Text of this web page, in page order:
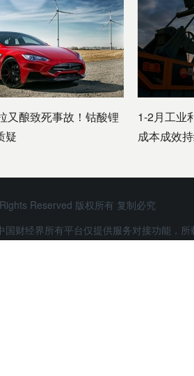
又酿致死事故！钴酸锂
疑
1-2月工业
成本成效
Reserved 版权所有 复制必究
国财经界所有平台仅提供服务对接功能，